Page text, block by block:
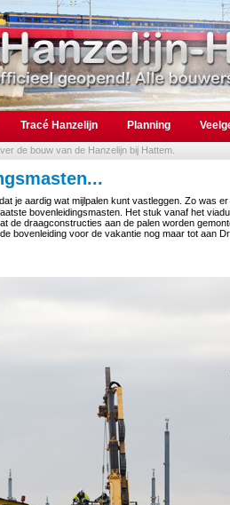
Tracé Hanzelijn Planning
de bouw van de Hanzelijn bij Hattem.
je aardig wat mijlpalen kunt vastleggen. Zo
bovenleidingsmasten. Het stuk vanaf het
de draagconstructies aan de palen worden
bovenleiding voor de vakantie nog maar tot aan